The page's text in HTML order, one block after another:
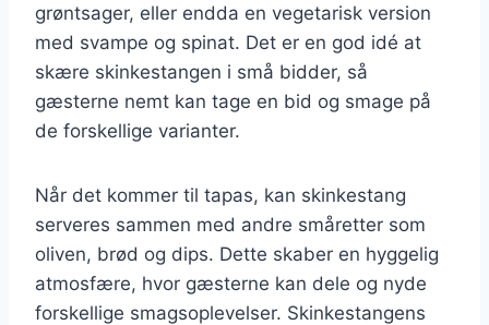
grøntsager, eller endda en vegetarisk version
med svampe og spinat. Det er en god idé at
skære skinkestangen i små bidder, så
gæsterne nemt kan tage en bid og smage på
de forskellige varianter.
Når det kommer til tapas, kan skinkestang
serveres sammen med andre småretter som
oliven, brød og dips. Dette skaber en hyggelig
atmosfære, hvor gæsterne kan dele og nyde
forskellige smagsoplevelser. Skinkestangens